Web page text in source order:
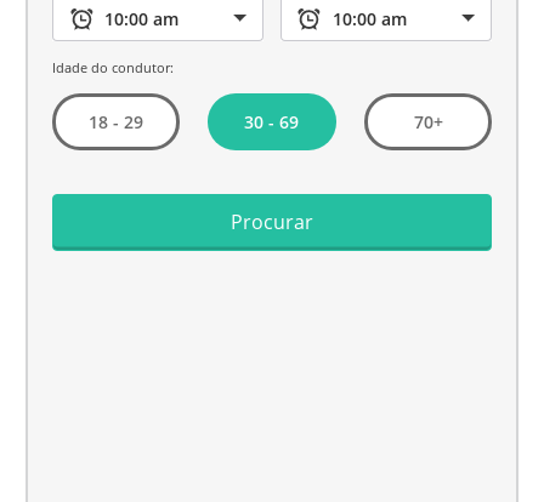
Idade do condutor:
18 - 29 30 - 69 70+
Procurar